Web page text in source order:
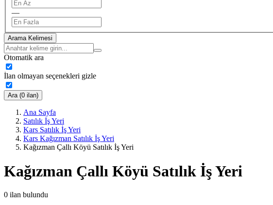
—
Arama Kelimesi
Otomatik ara
İlan olmayan seçenekleri gizle
Ara (0 ilan)
Ana Sayfa
Satılık İş Yeri
Kars Satılık İş Yeri
Kars Kağızman Satılık İş Yeri
Kağızman Çallı Köyü Satılık İş Yeri
Kağızman Çallı Köyü Satılık İş Yeri
0 ilan bulundu